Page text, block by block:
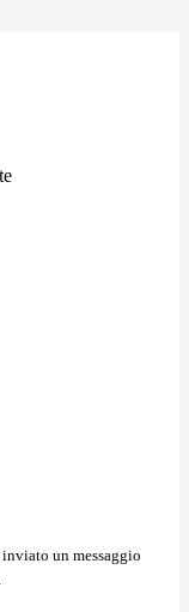
inviato un messaggio